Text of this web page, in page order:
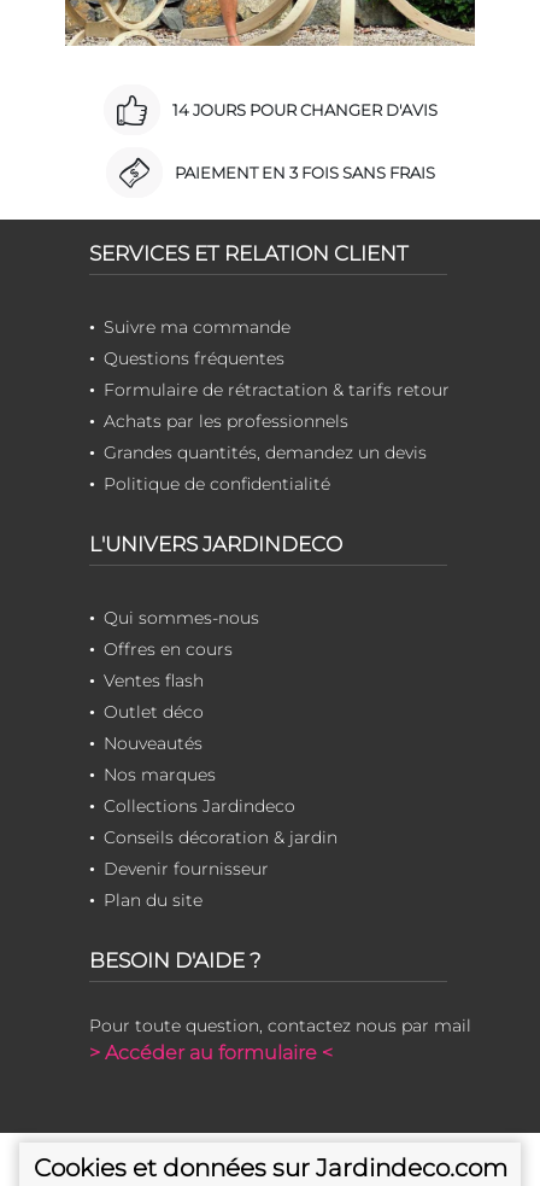
14 JOURS POUR CHANGER D'AVIS
PAIEMENT EN 3 FOIS SANS FRAIS
SERVICES ET RELATION CLIENT
Suivre ma commande
Questions fréquentes
Formulaire de rétractation & tarifs retour
Achats par les professionnels
Grandes quantités, demandez un devis
Politique de confidentialité
L'UNIVERS JARDINDECO
Qui sommes-nous
Offres en cours
Ventes flash
Outlet déco
Nouveautés
Nos marques
Collections Jardindeco
Conseils décoration & jardin
Devenir fournisseur
Plan du site
BESOIN D'AIDE ?
Pour toute question, contactez nous par mail
> Accéder au formulaire <
Cookies et données sur Jardindeco.com